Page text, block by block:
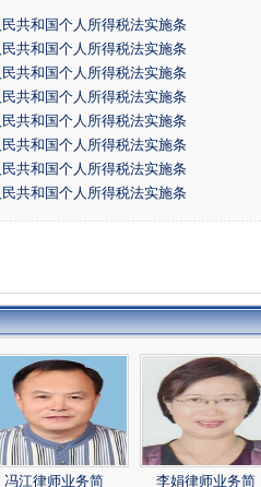
民共和国个人所得税法实施条
民共和国个人所得税法实施条
民共和国个人所得税法实施条
民共和国个人所得税法实施条
民共和国个人所得税法实施条
民共和国个人所得税法实施条
民共和国个人所得税法实施条
民共和国个人所得税法实施条
冯江律师业务简 李娟律师业务简